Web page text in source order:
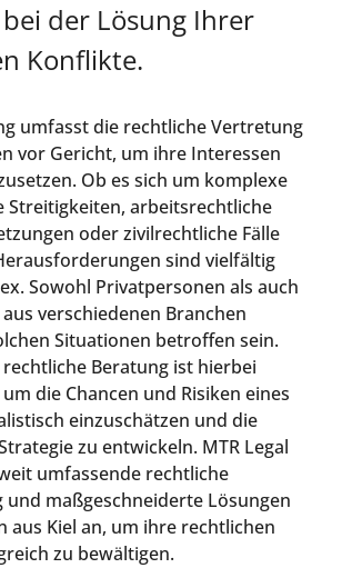
der Lösung Ihrer
Konflikte.
umfasst die rechtliche Vertretung
vor Gericht, um ihre Interessen
Ob es sich um komplexe
Streitigkeiten, arbeitsrechtliche
oder zivilrechtliche Fälle
sind vielfältig
Sowohl Privatpersonen als auch
verschiedenen Branchen
Situationen betroffen sein.
Beratung ist hierbei
die Chancen und Risiken eines
einzuschätzen und die
zu entwickeln. MTR Legal
umfassende rechtliche
maßgeschneiderte Lösungen
aus Kiel an, um ihre rechtlichen
zu bewältigen.